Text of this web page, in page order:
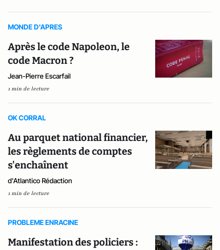
MONDE D'APRES
Après le code Napoleon, le
code Macron ?
Jean-Pierre Escarfail
1 min de lecture
OK CORRAL
Au parquet national financier,
les règlements de comptes
s'enchaînent
d'Atlantico Rédaction
1 min de lecture
PROBLEME ENRACINE
Manifestation des policiers :